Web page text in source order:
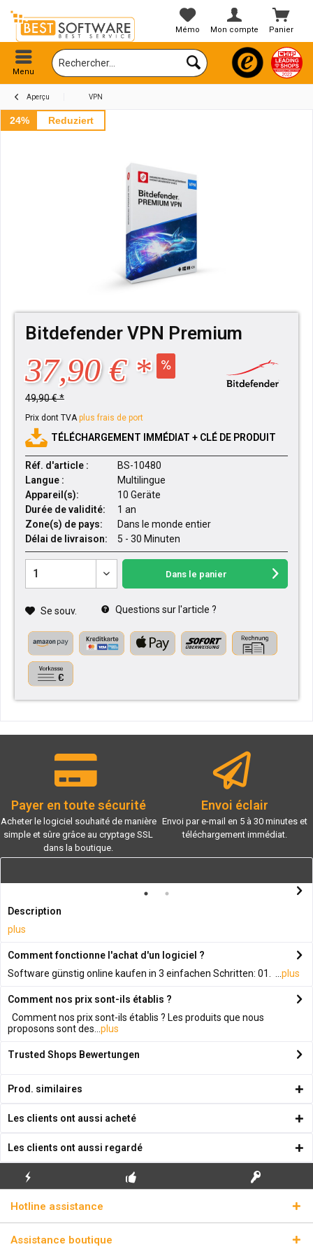
Panier
Mémo Mon compte
Menu
Aperçu VPN
24% Reduziert
Bitdefender VPN Premium
37,90 € *
49,90 € *
Prix dont TVAplus frais de port
TÉLÉCHARGEMENT IMMÉDIAT + CLÉ DE PRODUIT
Réf. d'article :
BS-10480
Langue :
Multilingue
Appareil(s):
10 Geräte
Durée de validité:
1 an
Zone(s) de pays:
Dans le monde entier
Délai de livraison:
5 - 30 Minuten
Dans le panier
Se souv. Questions sur l'article ?
Payer en toute sécurité
Acheter le logiciel souhaité de manière
simple et sûre grâce au cryptage SSL
dans la boutique.
Envoi éclair
Envoi par e-mail en 5 à 30 minutes et
téléchargement immédiat.
Description
plus
Comment fonctionne l'achat d'un logiciel ?
Software günstig online kaufen in 3 einfachen Schritten: 01. ... plus
Comment nos prix sont-ils établis ?
Comment nos prix sont-ils établis ? Les produits que nous
proposons sont des... plus
Trusted Shops Bewertungen
Prod. similaires
Les clients ont aussi acheté
Les clients ont aussi regardé
ÉCLAIR
Hotline assistance
Assistance boutique